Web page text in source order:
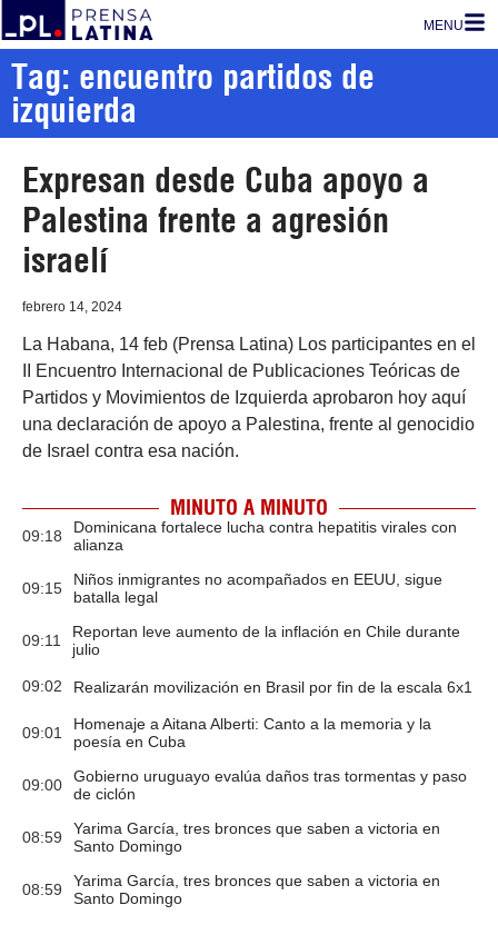
MENU
Tag: encuentro partidos de
izquierda
Expresan desde Cuba apoyo a
Palestina frente a agresión
israelí
febrero 14, 2024
La Habana, 14 feb (Prensa Latina) Los participantes en el
II Encuentro Internacional de Publicaciones Teóricas de
Partidos y Movimientos de Izquierda aprobaron hoy aquí
una declaración de apoyo a Palestina, frente al genocidio
de Israel contra esa nación.
MINUTO A MINUTO
09:18
Dominicana fortalece lucha contra hepatitis virales con
alianza
09:15
Niños inmigrantes no acompañados en EEUU, sigue
batalla legal
09:11
Reportan leve aumento de la inflación en Chile durante
julio
09:02 Realizarán movilización en Brasil por fin de la escala 6x1
09:01
Homenaje a Aitana Alberti: Canto a la memoria y la
poesía en Cuba
09:00
Gobierno uruguayo evalúa daños tras tormentas y paso
de ciclón
08:59
Yarima García, tres bronces que saben a victoria en
Santo Domingo
08:59
Yarima García, tres bronces que saben a victoria en
Santo Domingo